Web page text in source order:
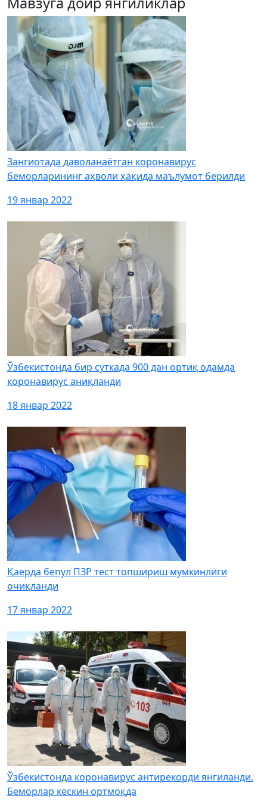
Зангиотада даволанаётган коронавирус
беморларининг аҳволи ҳақида маълумот берилди
19 январ 2022
Ўзбекистонда бир суткада 900 дан ортиқ одамда
коронавирус аниқланди
18 январ 2022
Қаерда бепул ПЗР тест топшириш мумкинлиги
очиқланди
17 январ 2022
Ўзбекистонда коронавирус антирекорди янгиланди.
Беморлар кескин ортмоқда